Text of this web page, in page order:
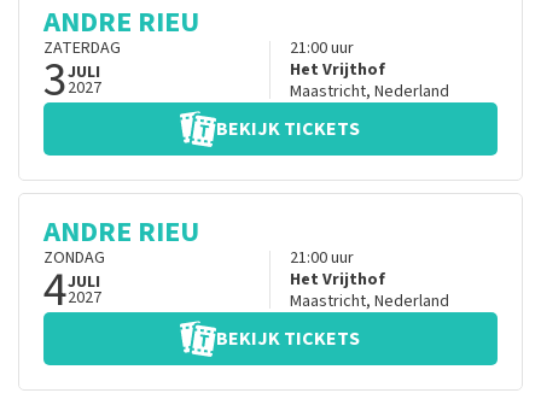
ANDRE RIEU
ZATERDAG
3JULI
2027
21:00uur
Het Vrijthof
Maastricht, Nederland
BEKIJK TICKETS
ANDRE RIEU
ZONDAG
4JULI
2027
21:00uur
Het Vrijthof
Maastricht, Nederland
BEKIJK TICKETS